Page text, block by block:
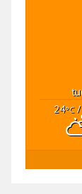
24°C/